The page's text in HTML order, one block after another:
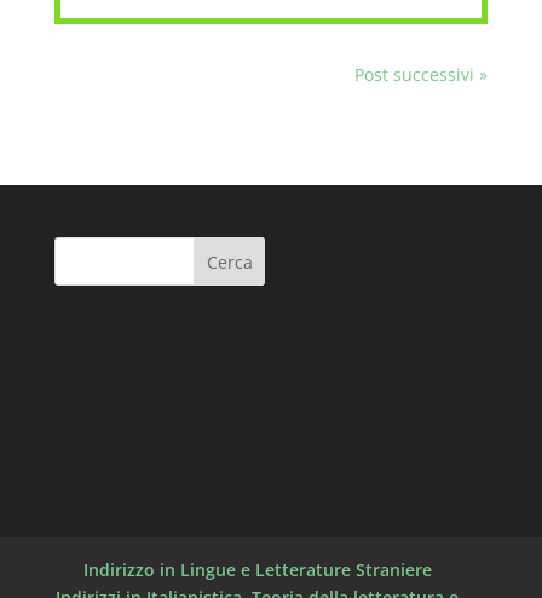
Post successivi »
Indirizzo in Lingue e Letterature Straniere